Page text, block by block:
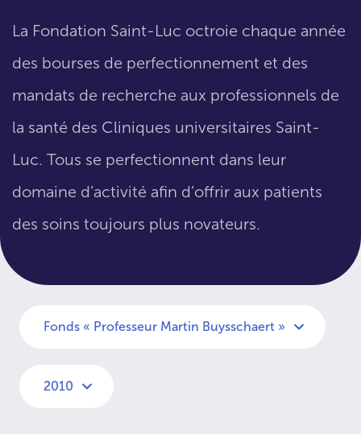
La Fondation Saint-Luc octroie chaque année
des bourses de perfectionnement et des
mandats de recherche aux professionnels de
la santé des Cliniques universitaires Saint-
Luc. Tous se perfectionnent dans leur
domaine d’activité afin d’offrir aux patients
des soins toujours plus novateurs.
Fonds « Professeur Martin Buysschaert »
2010